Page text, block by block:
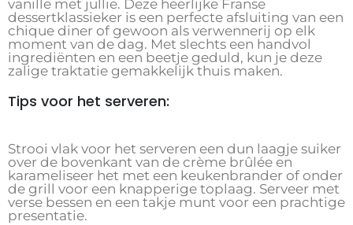
vanille met jullie. Deze heerlijke Franse
dessertklassieker is een perfecte afsluiting van een
chique diner of gewoon als verwennerij op elk
moment van de dag. Met slechts een handvol
ingrediënten en een beetje geduld, kun je deze
zalige traktatie gemakkelijk thuis maken.
Tips voor het serveren:
Strooi vlak voor het serveren een dun laagje suiker
over de bovenkant van de crème brûlée en
karameliseer het met een keukenbrander of onder
de grill voor een knapperige toplaag. Serveer met
verse bessen en een takje munt voor een prachtige
presentatie.